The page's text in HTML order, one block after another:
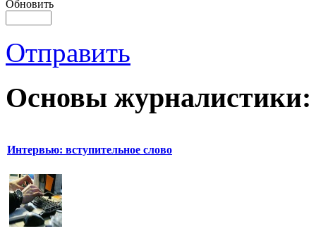
Обновить
Отправить
Основы журналистики:
Интервью: вступительное слово